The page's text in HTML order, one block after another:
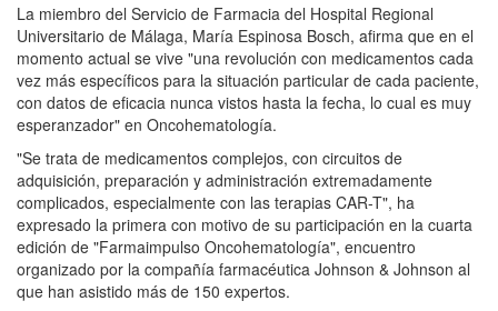
La miembro del Servicio de Farmacia del Hospital Regional
Universitario de Málaga, María Espinosa Bosch, afirma que en el
momento actual se vive "una revolución con medicamentos cada
vez más específicos para la situación particular de cada paciente,
con datos de eficacia nunca vistos hasta la fecha, lo cual es muy
esperanzador" en Oncohematología.
"Se trata de medicamentos complejos, con circuitos de
adquisición, preparación y administración extremadamente
complicados, especialmente con las terapias CAR-T", ha
expresado la primera con motivo de su participación en la cuarta
edición de "Farmaimpulso Oncohematología", encuentro
organizado por la compañía farmacéutica Johnson & Johnson al
que han asistido más de 150 expertos.